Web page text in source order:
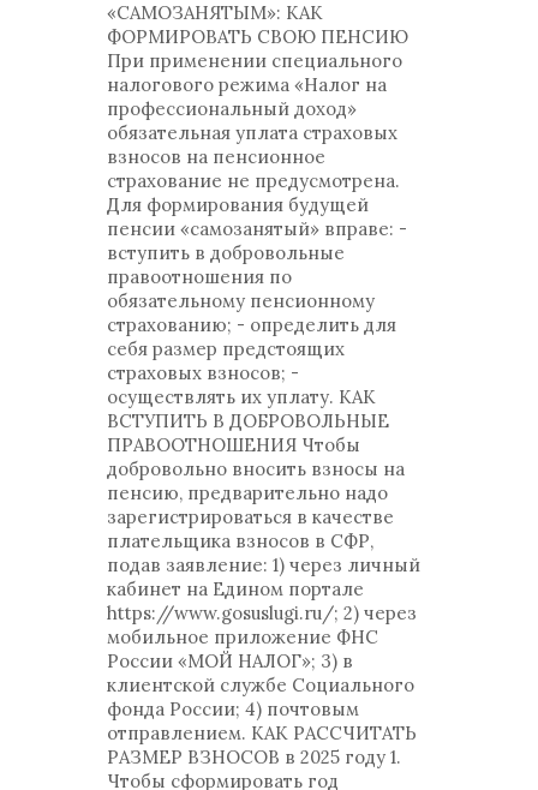
«САМОЗАНЯТЫМ»: КАК
ФОРМИРОВАТЬ СВОЮ ПЕНСИЮ
При применении специального
налогового режима «Налог на
профессиональный доход»
обязательная уплата страховых
взносов на пенсионное
страхование не предусмотрена.
Для формирования будущей
пенсии «самозанятый» вправе: -
вступить в добровольные
правоотношения по
обязательному пенсионному
страхованию; - определить для
себя размер предстоящих
страховых взносов; -
осуществлять их уплату. КАК
ВСТУПИТЬ В ДОБРОВОЛЬНЫЕ
ПРАВООТНОШЕНИЯ Чтобы
добровольно вносить взносы на
пенсию, предварительно надо
зарегистрироваться в качестве
плательщика взносов в СФР,
подав заявление: 1) через личный
кабинет на Едином портале
https://www.gosuslugi.ru/; 2) через
мобильное приложение ФНС
России «МОЙ НАЛОГ»; 3) в
клиентской службе Социального
фонда России; 4) почтовым
отправлением. КАК РАССЧИТАТЬ
РАЗМЕР ВЗНОСОВ в 2025 году 1.
Чтобы сформировать год